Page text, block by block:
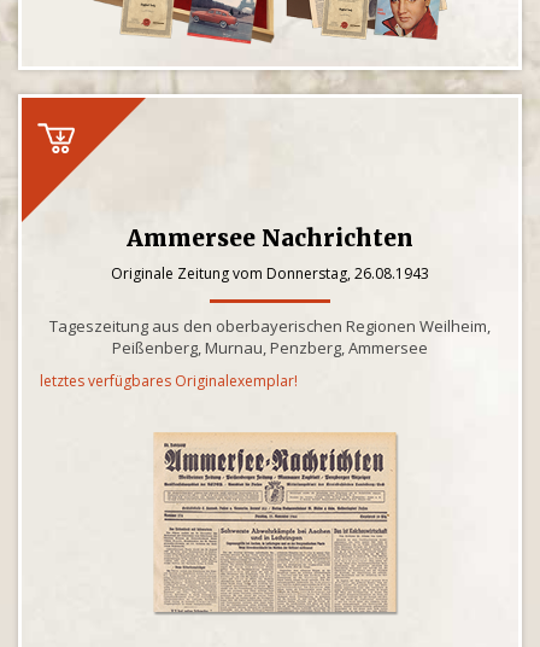
Ammersee Nachrichten
Originale Zeitung vom Donnerstag, 26.08.1943
Tageszeitung aus den oberbayerischen Regionen Weilheim,
Peißenberg, Murnau, Penzberg, Ammersee
letztes verfügbares Originalexemplar!